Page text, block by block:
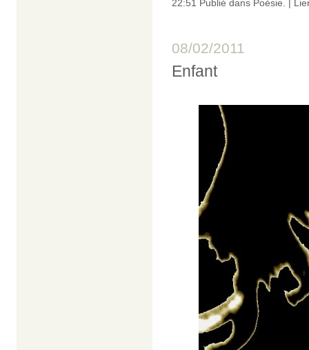
22:51 Publié dans Poésie. |
08/02/2011
Enfant